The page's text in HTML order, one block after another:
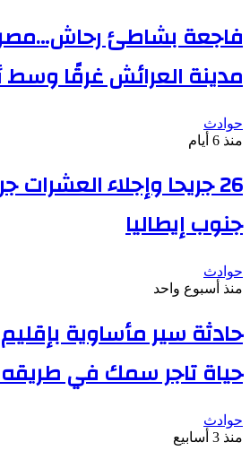
فاجعة بشاطئ
مدينة العرائش غرقًا وسط
حوادث
منذ 6 أيام
26 جريحا وإجلاء العشرات
جنوب إيطاليا
حوادث
منذ أسبوع واحد
حادثة سير مأساوية
حياة تاجر سمك في
حوادث
منذ 3 أسابيع